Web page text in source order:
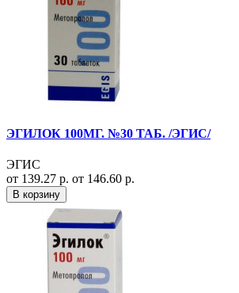
ЭГИЛОК 100МГ. №30 ТАБ. /ЭГИС/
ЭГИС
от 139.27 р. от 146.60 р.
В корзину